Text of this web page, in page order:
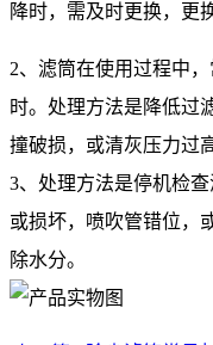
降时，需及时更换，更
2、滤筒在使用过程中
时。处理方法是降低过
撞破损，或清灰压力过
3、处理方法是停机检
或损坏，喷吹管错位，
除水分。